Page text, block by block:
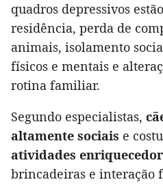
quadros depressivos
residência, perda de
animais, isolamento
físicos e mentais e
rotina familiar.
Segundo especialistas,
altamente sociais e
atividades
brincadeiras e interação